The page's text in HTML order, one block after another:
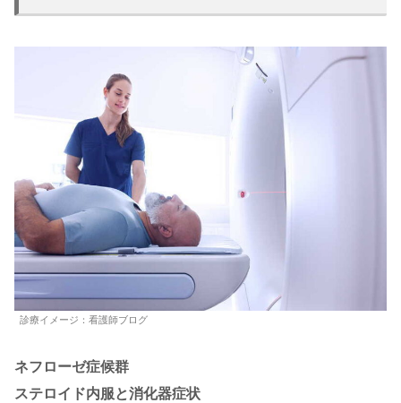
診療イメージ：看護師ブログ
ネフローゼ症候群
ステロイド内服と消化器症状